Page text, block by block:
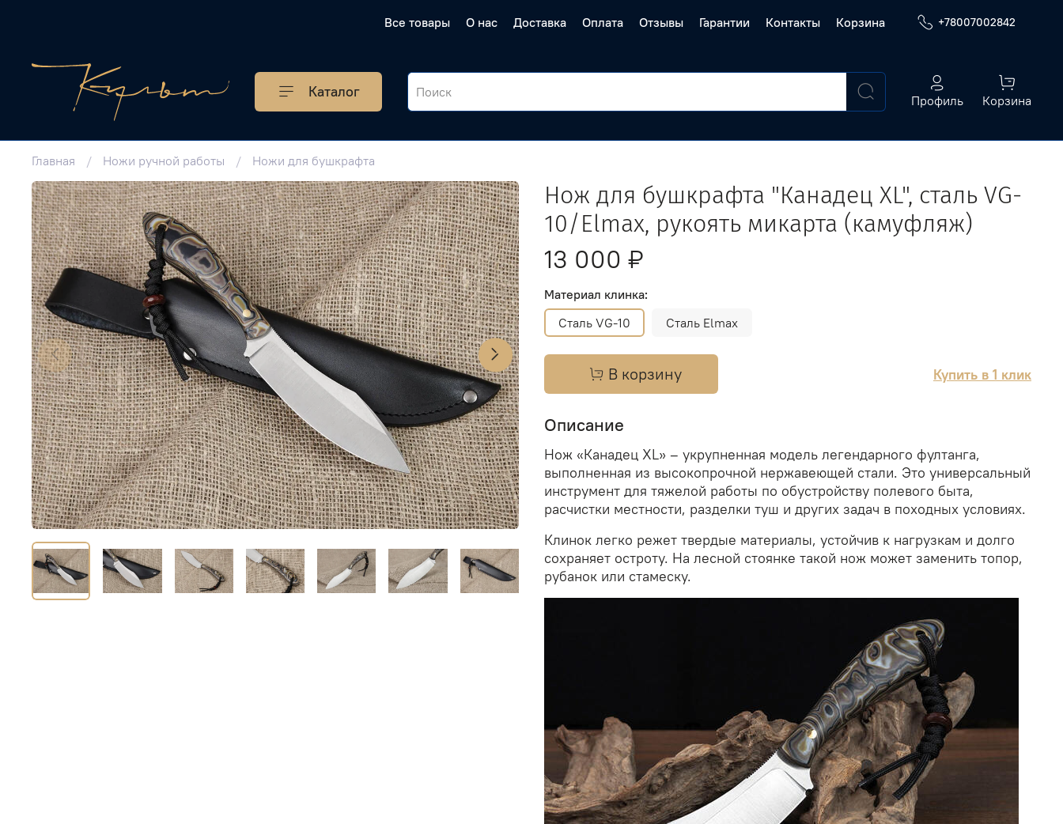
Все товары О нас Доставка Оплата Отзывы Гарантии Контакты Корзина +78007002842
Каталог Профиль Корзина
Главная Ножи ручной работы Ножи для бушкрафта
Нож для бушкрафта "Канадец XL", сталь VG-
10/Elmax, рукоять микарта (камуфляж)
13 000 ₽
Материал клинка:
Сталь VG-10
Сталь Elmax
В корзину Купить в 1 клик
Описание
Нож «Канадец XL» – укрупненная модель легендарного фултанга,
выполненная из высокопрочной нержавеющей стали. Это универсальный
инструмент для тяжелой работы по обустройству полевого быта,
расчистки местности, разделки туш и других задач в походных условиях.
Клинок легко режет твердые материалы, устойчив к нагрузкам и долго
сохраняет остроту. На лесной стоянке такой нож может заменить топор,
рубанок или стамеску.